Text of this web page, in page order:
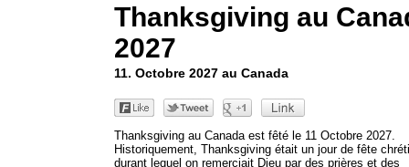
Thanksgiving au
2027
11. Octobre 2027 au Canada
Thanksgiving au Canada est fêté le 11 Octobre 2027.
Historiquement, Thanksgiving était un jour de fête
durant lequel on remerciait Dieu par des prières et des